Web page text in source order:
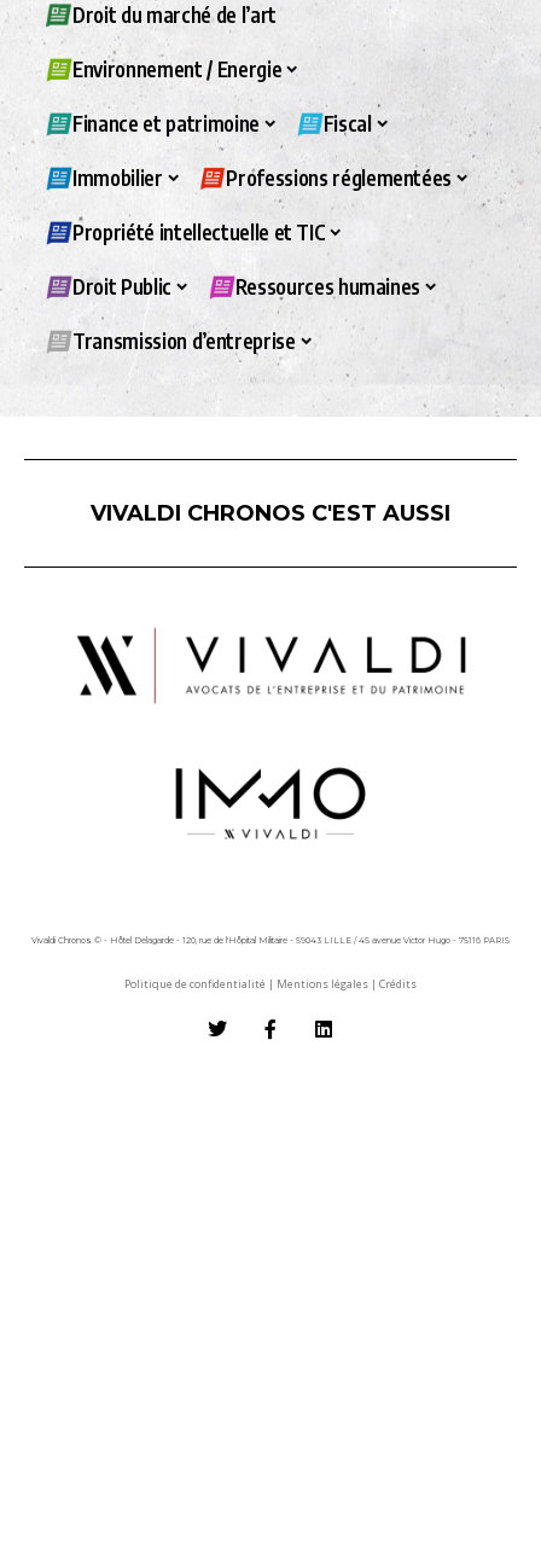
Droit du marché de l’art
Environnement / Energie
Finance et patrimoine Fiscal
Immobilier Professions réglementées
Propriété intellectuelle et TIC
Droit Public Ressources humaines
Transmission d’entreprise
VIVALDI CHRONOS C'EST AUSSI
Vivaldi Chronos © - Hôtel Delagarde - 120, rue de l'Hôpital Militaire - 59043 LILLE / 45 avenue Victor Hugo - 75116 PARIS
Politique de confidentialité | Mentions légales | Crédits